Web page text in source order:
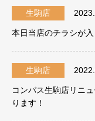
生駒店
本日当店のチラシが入
生駒店
コンパス生駒店リニ
ります！